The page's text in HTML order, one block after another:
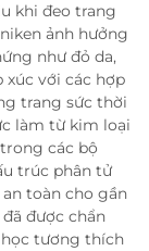
khi đeo trang
ảnh hưởng
như đỏ da,
xúc với các hợp
trang sức thời
làm từ kim loại
các bộ
trúc phân tử
toàn cho gần
được chẩn
tương thích